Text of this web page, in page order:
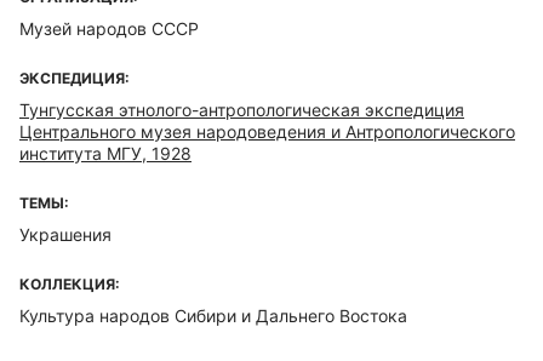
Музей народов СССР
ЭКСПЕДИЦИЯ:
Тунгусская этнолого-антропологическая экспедиция
Центрального музея народоведения и Антропологического
института МГУ, 1928
ТЕМЫ:
Украшения
КОЛЛЕКЦИЯ:
Культура народов Сибири и Дальнего Востока